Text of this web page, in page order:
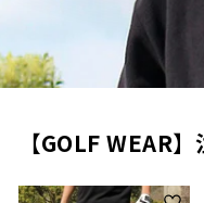
【GOLF WEAR